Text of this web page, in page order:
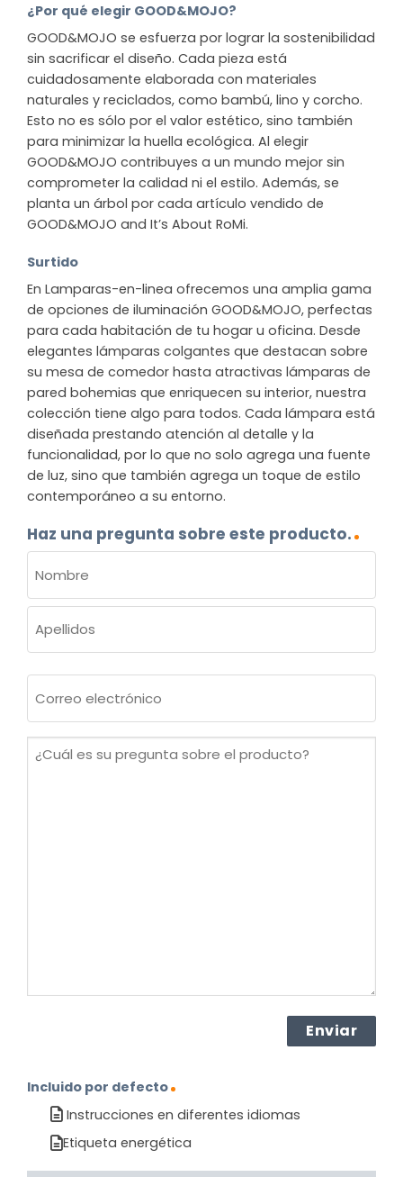
¿Por qué elegir GOOD&MOJO?
GOOD&MOJO se esfuerza por lograr la sostenibilidad
sin sacrificar el diseño. Cada pieza está
cuidadosamente elaborada con materiales
naturales y reciclados, como bambú, lino y corcho.
Esto no es sólo por el valor estético, sino también
para minimizar la huella ecológica. Al elegir
GOOD&MOJO contribuyes a un mundo mejor sin
comprometer la calidad ni el estilo. Además, se
planta un árbol por cada artículo vendido de
GOOD&MOJO and It’s About RoMi.
Surtido
En Lamparas-en-linea ofrecemos una amplia gama
de opciones de iluminación GOOD&MOJO, perfectas
para cada habitación de tu hogar u oficina. Desde
elegantes lámparas colgantes que destacan sobre
su mesa de comedor hasta atractivas lámparas de
pared bohemias que enriquecen su interior, nuestra
colección tiene algo para todos. Cada lámpara está
diseñada prestando atención al detalle y la
funcionalidad, por lo que no solo agrega una fuente
de luz, sino que también agrega un toque de estilo
contemporáneo a su entorno.
Haz una pregunta sobre este producto.
(OBLIGATORIO)
Nombre
electrónico
¿Cuál
Incluido por defecto
Instrucciones en diferentes idiomas
Etiqueta energética